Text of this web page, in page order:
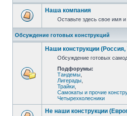
Наша компания
Оставьте здесь свое имя
Обсуждение готовых конструкций
Наши конструкции
Обсуждение готовых
Подфорумы:
Тандемы
Лигерады
Трайки
Самокаты и прочие
Четырехколесники
Не наши конструкции